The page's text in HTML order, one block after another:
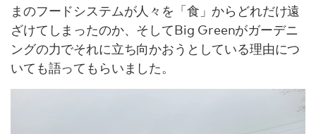
まのフードシステムが人々を「食」からどれだけ遠
ざけてしまったのか、そしてBig Greenがガーデニ
ングの力でそれに立ち向かおうとしている理由につ
いても語ってもらいました。